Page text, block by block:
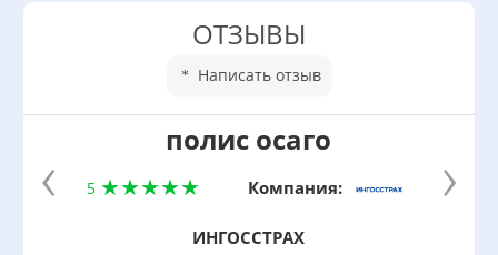
ОТЗЫВЫ
Написать отзыв
полис осаго
5 Компания:
ИНГОССТРАХ
‹ ›